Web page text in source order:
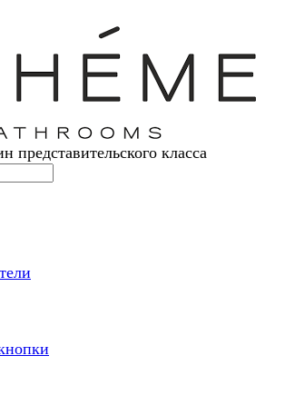
представительского класса